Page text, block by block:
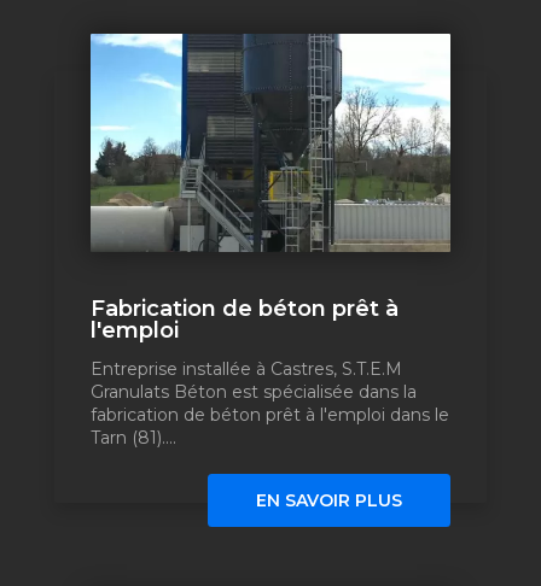
Fabrication de béton prêt à
l'emploi
Entreprise installée à Castres, S.T.E.M
Granulats Béton est spécialisée dans la
fabrication de béton prêt à l'emploi dans le
Tarn (81)....
EN SAVOIR PLUS